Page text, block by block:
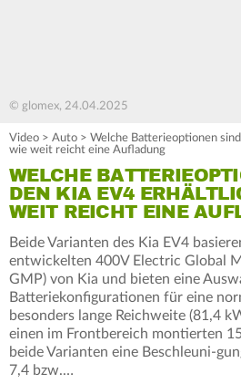
© glomex, 24.04.2025
Video > Auto > Welche Batterieoptionen
wie weit reicht eine Aufladung
WELCHE
DEN KIA EV4
WEIT REICHT EINE
Beide Varianten des Kia EV4
entwickelten 400V Electric Global
GMP) von Kia und bieten eine
Batteriekonfigurationen für eine
besonders lange Reichweite (81,4
einen im Frontbereich montierten
beide Varianten eine Beschleuni-
7,4 bzw.…